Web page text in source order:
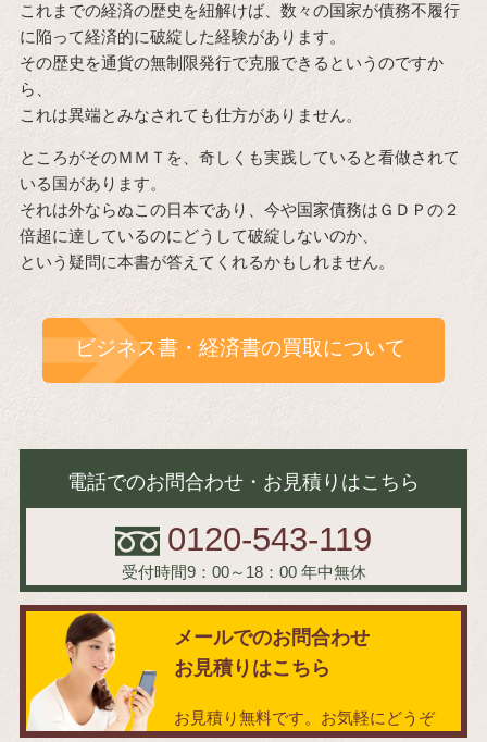
これまでの経済の歴史を紐解けば、数々の国家が債務不履行
に陥って経済的に破綻した経験があります。
その歴史を通貨の無制限発行で克服できるというのですか
ら、
これは異端とみなされても仕方がありません。
ところがそのＭＭＴを、奇しくも実践していると看做されて
いる国があります。
それは外ならぬこの日本であり、今や国家債務はＧＤＰの２
倍超に達しているのにどうして破綻しないのか、
という疑問に本書が答えてくれるかもしれません。
ビジネス書・経済書の買取について
電話でのお問合わせ・お見積りはこちら
0120-543-119
受付時間9：00～18：00 年中無休
メールでのお問合わせ
お見積りはこちら
お見積り無料です。お気軽にどうぞ